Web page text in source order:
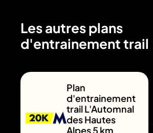
Les autres plans
d'entrainement trail
Plan
d'entrainement
trail L'Automnal
des Hautes
Alpes 5 km